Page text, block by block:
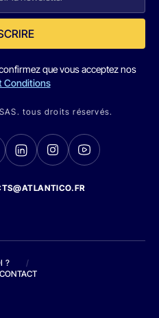
que vous acceptez nos
Conditions
tous droits réservés.
?
/
CONTACT